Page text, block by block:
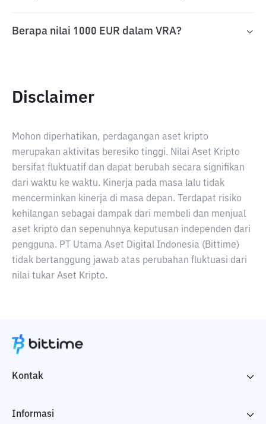
Berapa nilai 1000 EUR dalam VRA?
Disclaimer
Mohon diperhatikan, perdagangan aset kripto
merupakan aktivitas beresiko tinggi. Nilai Aset Kripto
bersifat fluktuatif dan dapat berubah secara signifikan
dari waktu ke waktu. Kinerja pada masa lalu tidak
mencerminkan kinerja di masa depan. Terdapat risiko
kehilangan sebagai dampak dari membeli dan menjual
aset kripto dan sepenuhnya keputusan independen dari
pengguna. PT Utama Aset Digital Indonesia (Bittime)
tidak bertanggung jawab atas perubahan fluktuasi dari
nilai tukar Aset Kripto.
Kontak
Informasi